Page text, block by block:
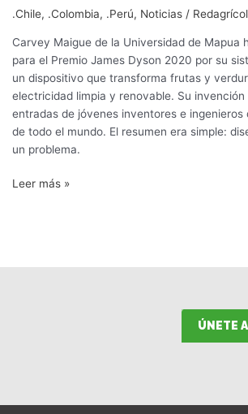
.Chile, .Colombia, .Perú, Noticias /
Carvey Maigue de la Universidad de Mapua
para el Premio James Dyson 2020 por su
un dispositivo que transforma frutas y
electricidad limpia y renovable. Su invención
entradas de jóvenes inventores e ingenieros
de todo el mundo. El resumen era simple:
un problema.
desperdicios
de
alimentos
Leer más »
ÚNETE